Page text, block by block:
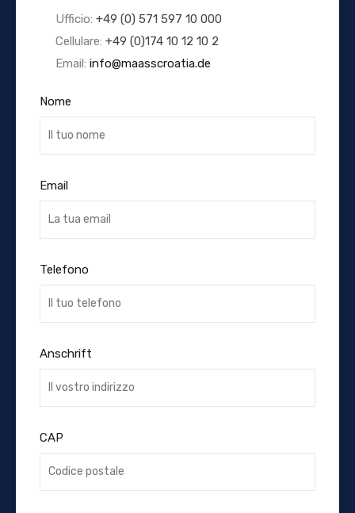
Ufficio: +49 (0) 571 597 10 000
Cellulare: +49 (0)174 10 12 10 2
Email: info@maasscroatia.de
Nome
Email
Telefono
Anschrift
CAP